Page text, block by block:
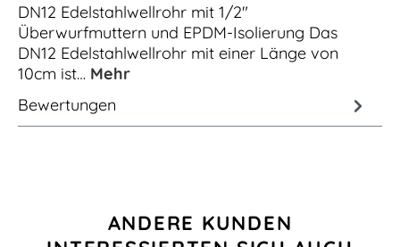
DN12 Edelstahlwellrohr mit 1/2"
Überwurfmuttern und EPDM-Isolierung Das
DN12 Edelstahlwellrohr mit einer Länge von
10cm ist… Mehr
Bewertungen
Produktgalerie überspringen
ANDERE KUNDEN